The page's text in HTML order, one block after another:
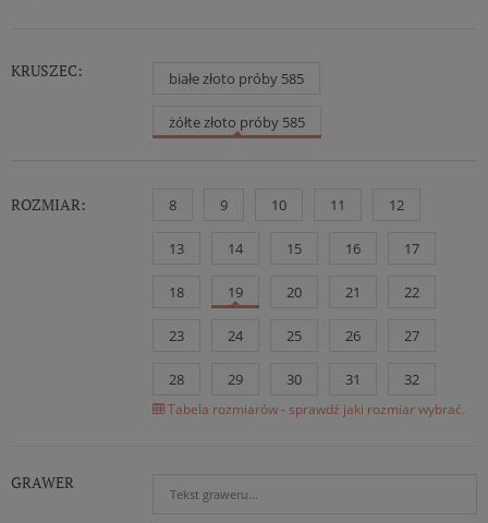
KRUSZEC: białe złoto próby 585
żółte złoto próby 585
ROZMIAR: 8 9 10 11 12
13 14 15 16 17
18 19 20 21 22
23 24 25 26 27
28 29 30 31 32
Tabela rozmiarów - sprawdź jaki rozmiar wybrać.
GRAWER